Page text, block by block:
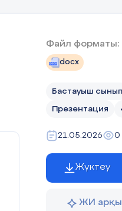
Файл форматы:
docx
Бастауыш сынып
Презентация
21.05.2026 0
Жүктеу
ЖИ